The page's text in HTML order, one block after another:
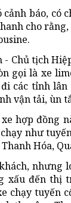
báo, có
cho
- Chủ tịch
gọi là xe
các tỉnh
vận tải, ùn
hợp đồng
như
Hóa,
xấu đến
chạy tuyến